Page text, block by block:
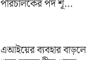
পরিচালকের পদ শূ...
এআইয়ের ব্যবহার বাড়লে